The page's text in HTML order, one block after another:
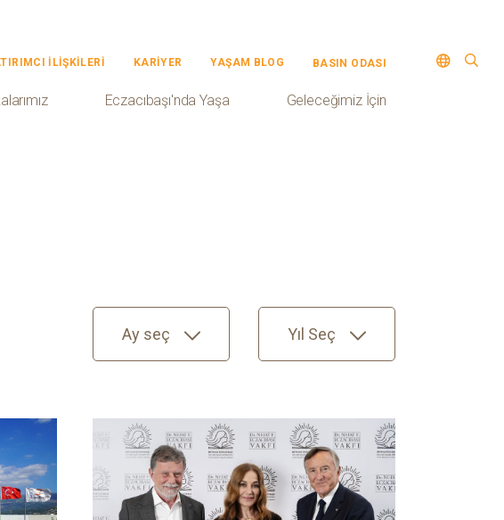
İLİŞKİLERİ KARİYER YAŞAM BLOG BASIN ODASI
Eczacıbaşı'nda Yaşa Geleceğimiz İçin
Ay seç Yıl Seç